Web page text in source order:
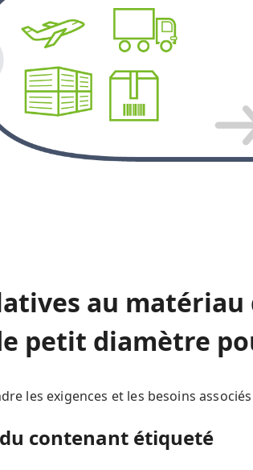
au
petit diamètre
les exigences et les besoins
contenant étiqueté